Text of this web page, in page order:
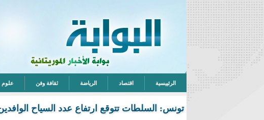
الرئييسية اقتصاد الرياضة ثقافة وفن علوم
تونس: السلطات تتوقع ارتفاع عدد السياح الوافدين إلى أكثر من